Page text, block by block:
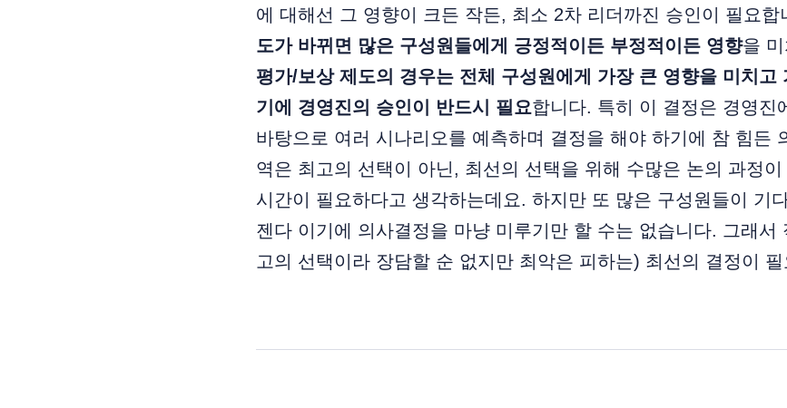
에 대해선 그 영향이 크든 작든, 최소 2차 리더까진 승인이 필요합
도가 바뀌면 많은 구성원들에게 긍정적이든 부정적이든 영향을
평가/보상 제도의 경우는 전체 구성원에게 가장 큰 영향을 미치고
기에 경영진의 승인이 반드시 필요합니다. 특히 이 결정은 경영진
바탕으로 여러 시나리오를 예측하며 결정을 해야 하기에 참 힘든
역은 최고의 선택이 아닌, 최선의 선택을 위해 수많은 논의 과정
시간이 필요하다고 생각하는데요. 하지만 또 많은 구성원들이 기
젠다 이기에 의사결정을 마냥 미루기만 할 수는 없습니다. 그래서
고의 선택이라 장담할 순 없지만 최악은 피하는) 최선의 결정이 필